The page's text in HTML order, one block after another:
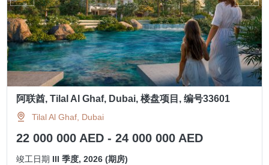
阿联酋, Tilal Al Ghaf, Dubai, 楼盘项目, 编号33601
Tilal Al Ghaf, Dubai
22 000 000 AED - 24 000 000 AED
竣工日期 III 季度, 2026 (期房)